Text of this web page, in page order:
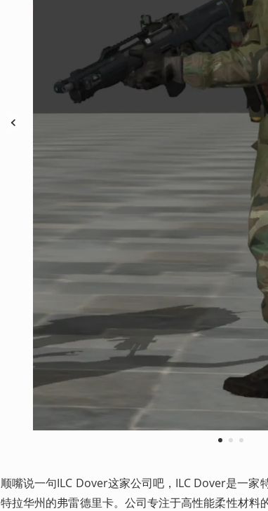
1 2 3
顺嘴说一句ILC Dover这家公司吧，ILC Dover是一家
特拉华州的弗雷德里卡。公司专注于高性能柔性材料